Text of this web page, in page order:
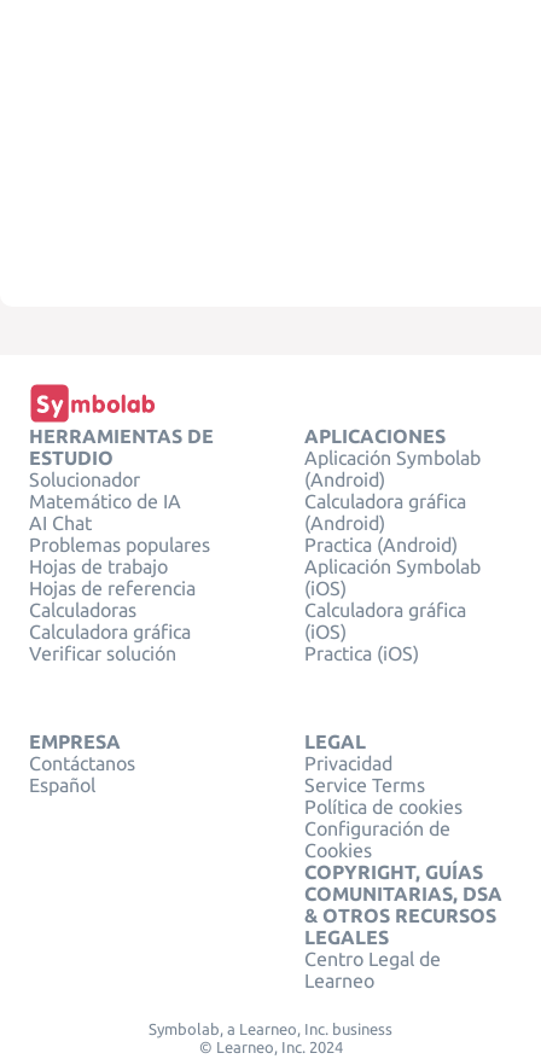
HERRAMIENTAS DE
ESTUDIO
Solucionador
Matemático de IA
AI Chat
Problemas populares
Hojas de trabajo
Hojas de referencia
Calculadoras
Calculadora gráfica
Verificar solución
APLICACIONES
Aplicación Symbolab
(Android)
Calculadora gráfica
(Android)
Practica (Android)
Aplicación Symbolab
(iOS)
Calculadora gráfica
(iOS)
Practica (iOS)
EMPRESA
Contáctanos
Español
LEGAL
Privacidad
Service Terms
Política de cookies
Configuración de
Cookies
COPYRIGHT, GUÍAS
COMUNITARIAS, DSA
& OTROS RECURSOS
LEGALES
Centro Legal de
Learneo
Symbolab, a Learneo, Inc. business
© Learneo, Inc. 2024